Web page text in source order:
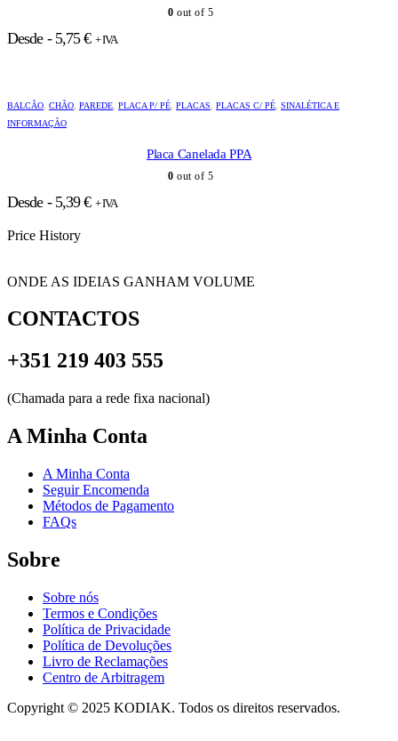
0 out of 5
Desde - 5,75€ + IVA
BALCÃO CHÃO PAREDE PLACA P/ PÉ PLACAS PLACAS C/ PÉ SINALÉTICA E
INFORMAÇÃO
Placa Canelada PPA
0 out of 5
Desde - 5,39€ + IVA
Price History
ONDE AS IDEIAS GANHAM VOLUME
CONTACTOS
+351 219 403 555
(Chamada para a rede fixa nacional)
A Minha Conta
A Minha Conta
Seguir Encomenda
Métodos de Pagamento
FAQs
Sobre
Sobre nós
Termos e Condições
Política de Privacidade
Política de Devoluções
Livro de Reclamações
Centro de Arbitragem
Copyright © 2025 KODIAK. Todos os direitos reservados.